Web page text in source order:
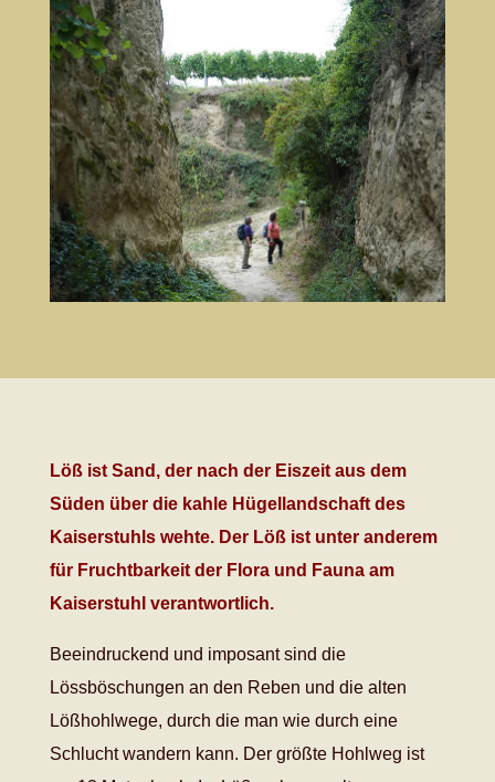
Löß ist Sand, der nach der Eiszeit aus dem
Süden über die kahle Hügellandschaft des
Kaiserstuhls wehte. Der Löß ist unter anderem
für Fruchtbarkeit der Flora und Fauna am
Kaiserstuhl verantwortlich.
Beeindruckend und imposant sind die
Lössböschungen an den Reben und die alten
Lößhohlwege, durch die man wie durch eine
Schlucht wandern kann. Der größte Hohlweg ist